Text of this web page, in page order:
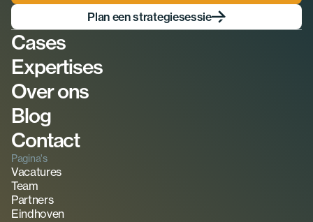
Plan een strategiesessie
Cases
Expertises
Over ons
Blog
Contact
Pagina's
Vacatures
Team
Partners
Eindhoven